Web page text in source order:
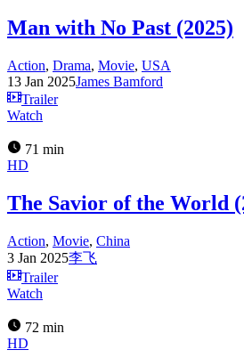
Man with No Past (2025)
Action, Drama, Movie, USA
13 Jan 2025James Bamford
Trailer
Watch
71 min
HD
The Savior of the World
Action, Movie, China
3 Jan 2025李飞
Trailer
Watch
72 min
HD